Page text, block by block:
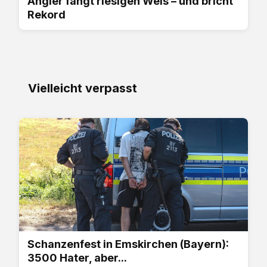
Rekord
Vielleicht verpasst
Schanzenfest in Emskirchen (Bayern):
3500 Hater, aber...